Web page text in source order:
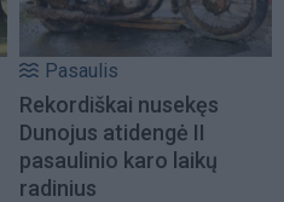
Pasaulis
Rekordiškai nusekęs
Dunojus atidengė II
pasaulinio karo laikų
radinius